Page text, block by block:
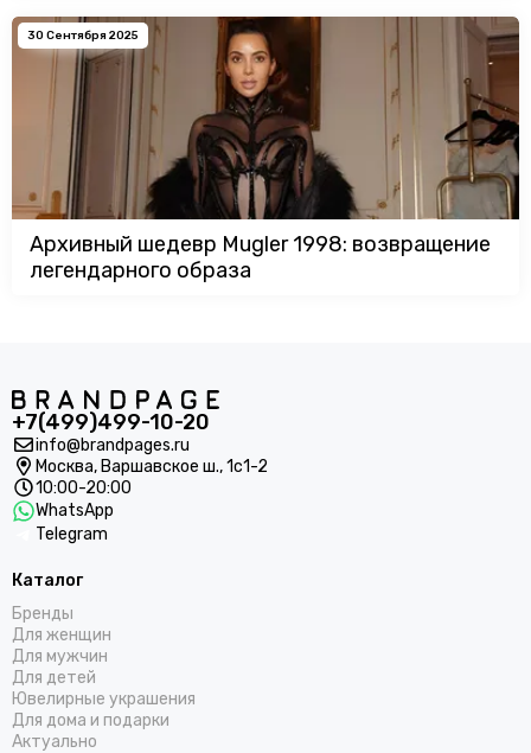
30 Сентября 2025
Архивный шедевр Mugler 1998: возвращение
легендарного образа
+7(499)499-10-20
info@brandpages.ru
Москва, Варшавское ш., 1с1-2
10:00-20:00
WhatsApp
Telegram
Каталог
Бренды
Для женщин
Для мужчин
Для детей
Ювелирные украшения
Для дома и подарки
Актуально